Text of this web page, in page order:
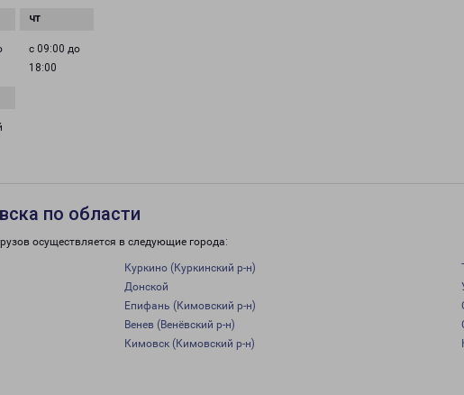
с 09:00 до
18:00
по области
осуществляется в следующие города:
Куркино (Куркинский р-н)
Донской
Епифань (Кимовский р-н)
Венев (Венёвский р-н)
Кимовск (Кимовский р-н)